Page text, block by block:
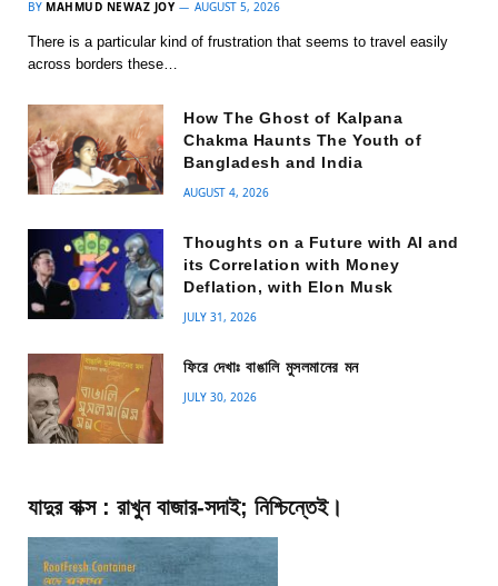
BY MAHMUD NEWAZ JOY AUGUST 5, 2026
There is a particular kind of frustration that seems to travel easily
across borders these…
How The Ghost of Kalpana
Chakma Haunts The Youth of
Bangladesh and India
AUGUST 4, 2026
Thoughts on a Future with AI and
its Correlation with Money
Deflation, with Elon Musk
JULY 31, 2026
ফিরে দেখাঃ বাঙালি মুসলমানের মন
JULY 30, 2026
যাদুর বাক্স : রাখুন বাজার-সদাই; নিশ্চিন্তেই।